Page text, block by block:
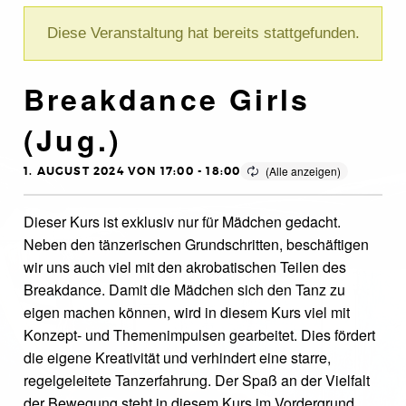
Diese Veranstaltung hat bereits stattgefunden.
Breakdance Girls
(Jug.)
1. AUGUST 2024 VON 17:00 -18:00
Dieser Kurs ist exklusiv nur für Mädchen gedacht.
Neben den tänzerischen Grundschritten, beschäftigen
wir uns auch viel mit den akrobatischen Teilen des
Breakdance. Damit die Mädchen sich den Tanz zu
eigen machen können, wird in diesem Kurs viel mit
Konzept- und Themenimpulsen gearbeitet. Dies fördert
die eigene Kreativität und verhindert eine starre,
regelgeleitete Tanzerfahrung. Der Spaß an der Vielfalt